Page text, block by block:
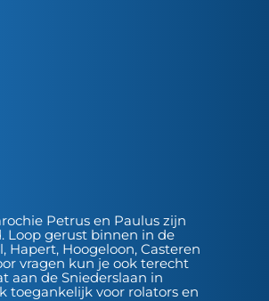
Petrus en Paulus zijn
Loop gerust binnen in de
Hapert, Hoogeloon, Casteren
vragen kun je ook terecht
aan de Sniederslaan in
toegankelijk voor rolators en